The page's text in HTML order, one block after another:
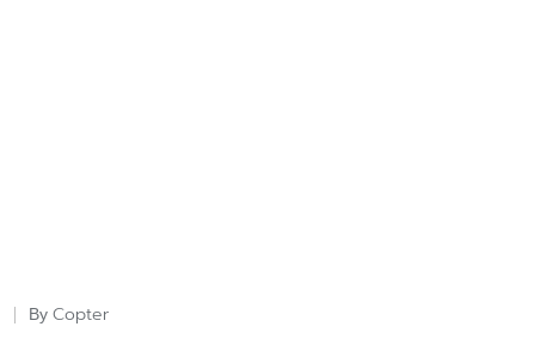
Posted
By Copter